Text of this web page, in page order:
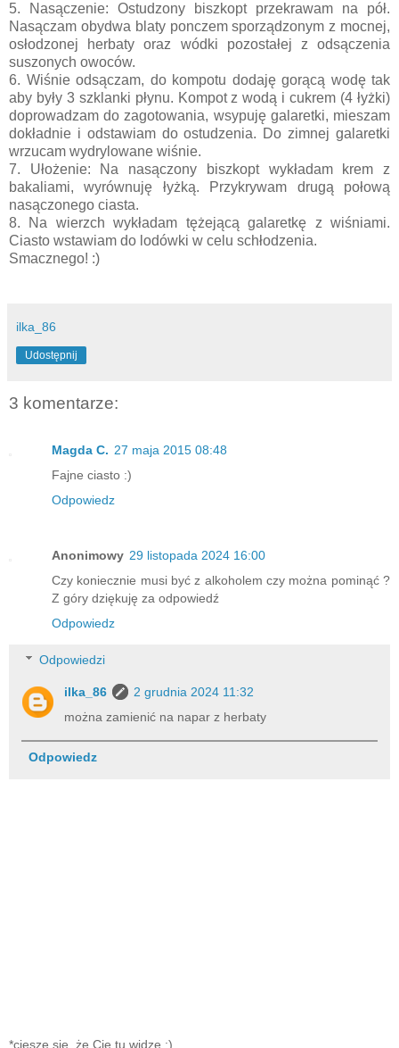
5. Nasączenie: Ostudzony biszkopt przekrawam na pół.
Nasączam obydwa blaty ponczem sporządzonym z mocnej,
osłodzonej herbaty oraz wódki pozostałej z odsączenia
suszonych owoców.
6. Wiśnie odsączam, do kompotu dodaję gorącą wodę tak
aby były 3 szklanki płynu. Kompot z wodą i cukrem (4 łyżki)
doprowadzam do zagotowania, wsypuję galaretki, mieszam
dokładnie i odstawiam do ostudzenia. Do zimnej galaretki
wrzucam wydrylowane wiśnie.
7. Ułożenie: Na nasączony biszkopt wykładam krem z
bakaliami, wyrównuję łyżką. Przykrywam drugą połową
nasączonego ciasta.
8. Na wierzch wykładam tężejącą galaretkę z wiśniami.
Ciasto wstawiam do lodówki w celu schłodzenia.
Smacznego! :)
ilka_86
Udostępnij
3 komentarze:
Magda C. 27 maja 2015 08:48
Fajne ciasto :)
Odpowiedz
Anonimowy 29 listopada 2024 16:00
Czy koniecznie musi być z alkoholem czy można pominąć ?
Z góry dziękuję za odpowiedź
Odpowiedz
Odpowiedzi
ilka_86
2 grudnia 2024 11:32
można zamienić na napar z herbaty
Odpowiedz
*cieszę się, że Cię tu widzę :)